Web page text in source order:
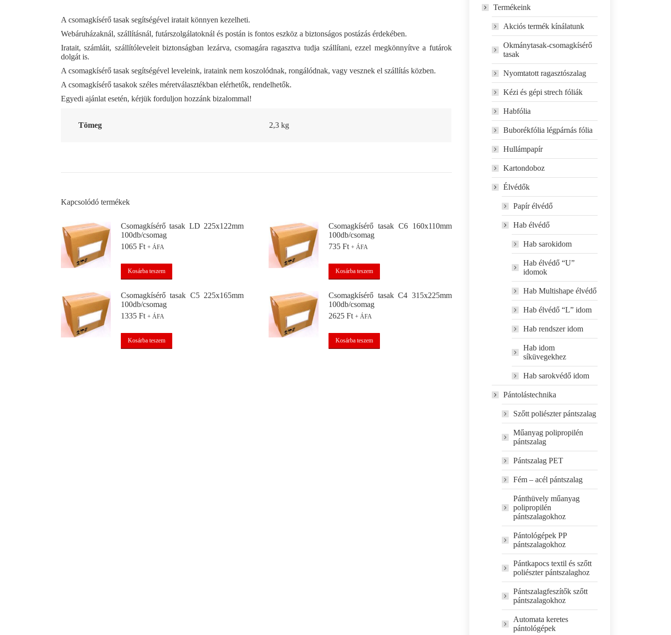
A csomagkísérő tasak segítségével iratait könnyen kezelheti.
Webáruházaknál, szállításnál, futárszolgálatoknál és postán is fontos eszköz a biztonságos postázás érdekében.
Iratait, számláit, szállítóleveleit biztonságban lezárva, csomagára ragasztva tudja szállítani, ezzel megkönnyítve a futárok
dolgát is.
A csomagkísérő tasak segítségével leveleink, irataink nem koszolódnak, rongálódnak, vagy vesznek el szállítás közben.
A csomagkísérő tasakok széles méretválasztékban elérhetők, rendelhetők.
Egyedi ajánlat esetén, kérjük forduljon hozzánk bizalommal!
Tömeg 2,3 kg
Kapcsolódó termékek
Csomagkísérő tasak LD 225x122mm
100db/csomag
1065 Ft + ÁFA
Kosárba teszem
Csomagkísérő tasak C6 160x110mm
100db/csomag
735Ft + ÁFA
Kosárba teszem
Csomagkísérő tasak C5 225x165mm
100db/csomag
1335 Ft + ÁFA
Kosárba teszem
Csomagkísérő tasak C4 315x225mm
100db/csomag
2625Ft + ÁFA
Kosárba teszem
Termékeink
Akciós termék kínálatunk
Okmánytasak-csomagkísérő
tasak
Nyomtatott ragasztószalag
Kézi és gépi strech fóliák
Habfólia
Buborékfólia légpárnás fólia
Hullámpapír
Kartondoboz
Élvédők
Papír élvédő
Hab élvédő
Hab sarokidom
Hab élvédő “U”
idomok
Hab Multishape élvédő
Hab élvédő “L” idom
Hab rendszer idom
Hab idom
síküvegekhez
Hab sarokvédő idom
Pántolástechnika
Szőtt poliészter pántszalag
Műanyag polipropilén
pántszalag
Pántszalag PET
Fém – acél pántszalag
Pánthüvely műanyag
polipropilén
pántszalagokhoz
Pántológépek PP
pántszalagokhoz
Pántkapocs textil és szőtt
poliészter pántszalaghoz
Pántszalagfeszítők szőtt
pántszalagokhoz
Automata keretes
pántológépek